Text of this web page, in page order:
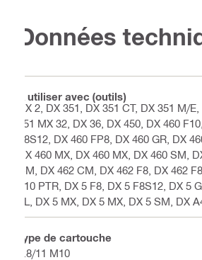
Données
À utiliser avec (outils)
DX 2, DX 351, DX 351 CT, DX 351 M/
351 MX 32, DX 36, DX 450, DX 460
F8S12, DX 460 FP8, DX 460 GR, DX
DX 460 MX, DX 460 MX, DX 460 SM,
CM, DX 462 CM, DX 462 F8, DX 462
F10 PTR, DX 5 F8, DX 5 F8S12, DX 5
XL, DX 5 MX, DX 5 MX, DX 5 SM, DX
Type de cartouche
6.8/11 M10